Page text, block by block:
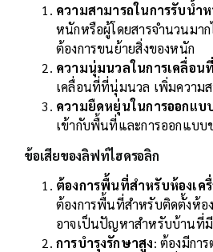
ความสามารถในการรับน้ำ
หนักหรือผู้โดยสารจำนวนมา
ต้องการขนย้ายสิ่งของหนัก
ความนุ่มนวลในการเคลื่อนที่
เคลื่อนที่ที่นุ่มนวล เพิ่มความส
ความยืดหยุ่นในการออกแบ
เข้ากับพื้นที่และการออกแบบ
ข้อเสียของลิฟท์ไฮดรอลิก
ต้องการพื้นที่สำหรับห้องเครื่
ต้องการพื้นที่สำหรับติดตั้งห้อ
อาจเป็นปัญหาสำหรับบ้านที่
การบำรุงรักษาสูง: ต้องมีกา